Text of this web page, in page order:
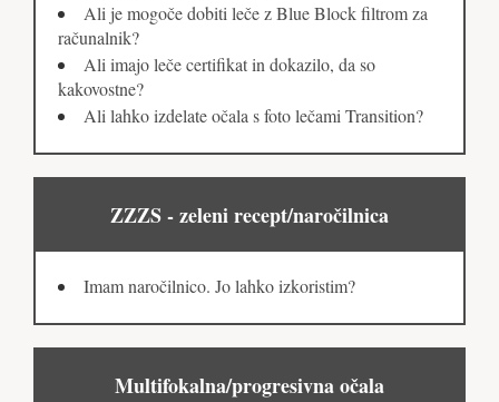
Ali je mogoče dobiti leče z Blue Block filtrom za
računalnik?
Ali imajo leče certifikat in dokazilo, da so
kakovostne?
Ali lahko izdelate očala s foto lečami Transition?
ZZZS - zeleni recept/naročilnica
Imam naročilnico. Jo lahko izkoristim?
Multifokalna/progresivna očala